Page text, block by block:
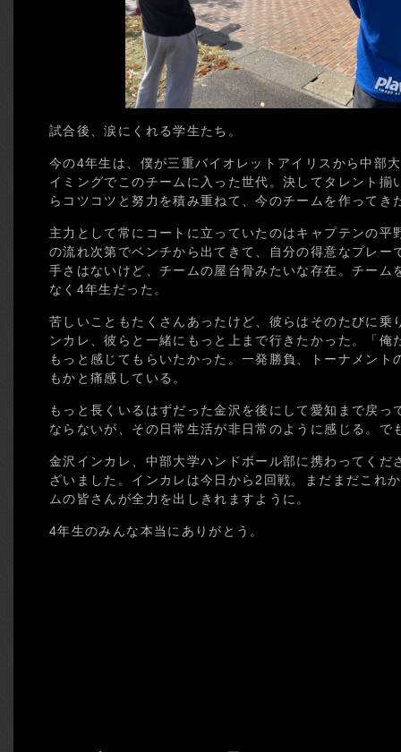
試合後、涙にくれる学生たち。
今の4年生は、僕が三重バイオレットアイリスから中部
イミングでこのチームに入った世代。決してタレント揃
らコツコツと努力を積み重ねて、今のチームを作ってき
主力として常にコートに立っていたのはキャプテンの平
の流れ次第でベンチから出てきて、自分の得意なプレー
手さはないけど、チームの屋台骨みたいな存在。チーム
なく4年生だった。
苦しいこともたくさんあったけど、彼らはそのたびに乗
ンカレ、彼らと一緒にもっと上まで行きたかった。「俺
もっと感じてもらいたかった。一発勝負、トーナメント
もかと痛感している。
もっと長くいるはずだった金沢を後にして愛知まで戻っ
ならないが、その日常生活が非日常のように感じる。で
金沢インカレ、中部大学ハンドボール部に携わってくだ
ざいました。インカレは今日から2回戦。まだまだこれ
ムの皆さんが全力を出しきれますように。
4年生のみんな本当にありがとう。